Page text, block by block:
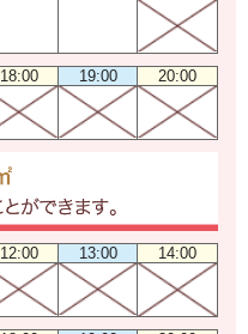
18:00 19:00 20:00
12:00 13:00 14:00